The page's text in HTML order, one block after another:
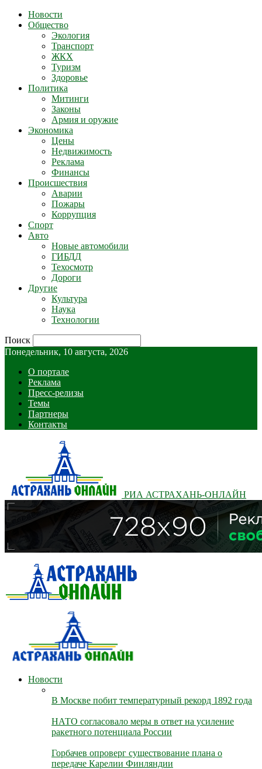
Новости
Общество
Экология
Транспорт
ЖКХ
Туризм
Здоровье
Политика
Митинги
Законы
Армия и оружие
Экономика
Цены
Недвижимость
Реклама
Финансы
Происшествия
Аварии
Пожары
Коррупция
Спорт
Авто
Новые автомобили
ГИБДД
Техосмотр
Дороги
Другие
Культура
Наука
Технологии
Поиск
Понедельник, 10 августа, 2026
О портале
Реклама
Пресс-релизы
Темы
Партнеры
Контакты
РИА АСТРАХАНЬ-ОНЛАЙН
Новости
В Москве побит температурный рекорд 1892 года
НАТО согласовало меры в ответ на усиление
ракетного потенциала России
Горбачев опроверг существование плана о
передаче Карелии Финляндии